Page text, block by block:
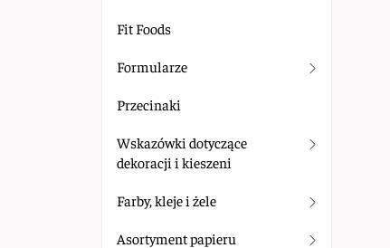
Fit Foods
Formularze
Przecinaki
Wskazówki dotyczące
dekoracji i kieszeni
Farby, kleje i żele
Asortyment papieru